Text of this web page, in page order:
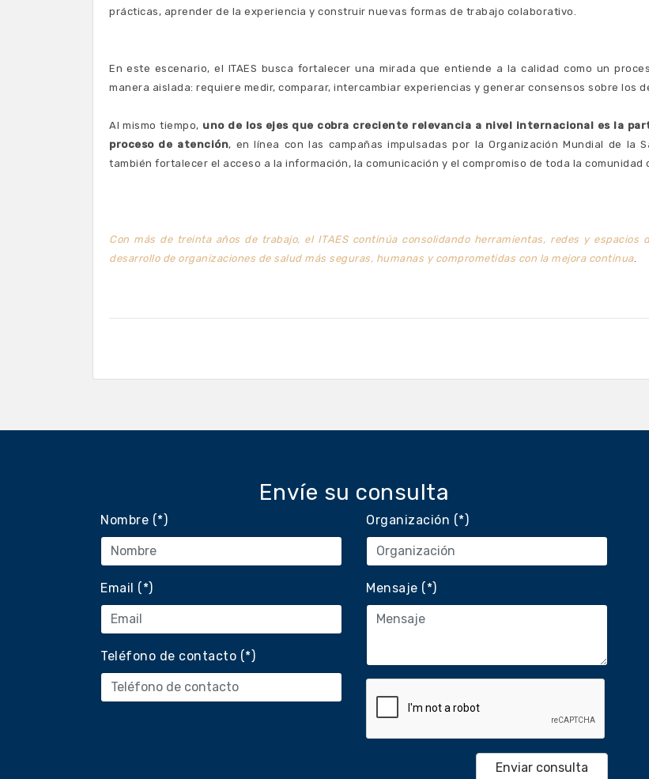
prácticas, aprender de la experiencia y construir nuevas formas de trabajo colaborativo.
En este escenario, el ITAES busca fortalecer una mirada que entiende a la calidad como un
manera aislada: requiere medir, comparar, intercambiar experiencias y generar consensos sobre los
Al mismo tiempo, uno de los ejes que cobra creciente relevancia a nivel internacional es la
proceso de atención, en línea con las campañas impulsadas por la Organización Mundial de la
también fortalecer el acceso a la información, la comunicación y el compromiso de toda la comunidad
Con más de treinta años de trabajo, el ITAES continúa consolidando herramientas, redes y
desarrollo de organizaciones de salud más seguras, humanas y comprometidas con la mejora continua.
Envíe su consulta
Nombre (*)
Email (*)
Teléfono de contacto (*)
Organización (*)
Mensaje (*)